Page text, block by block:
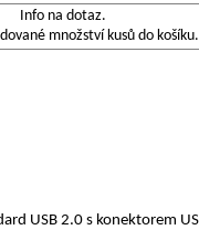
Info na dotaz.
množství kusů do košíku.
USB 2.0 s konektorem